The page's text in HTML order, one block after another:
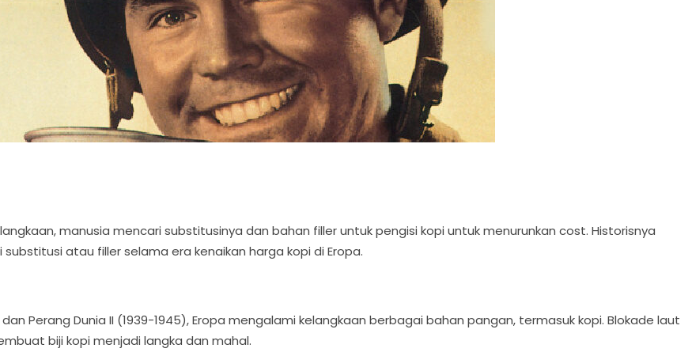
manusia mencari substitusinya dan bahan filler untuk pengisi kopi untuk menurunkan cost. Historisnya
atau filler selama era kenaikan harga kopi di Eropa.
dan Perang Dunia II (1939-1945), Eropa mengalami kelangkaan berbagai bahan pangan, termasuk kopi. Blokade laut
biji kopi menjadi langka dan mahal.